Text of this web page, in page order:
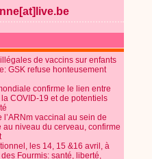
de vaccins sur enfants
GSK refuse honteusement
confirme le lien entre
COVID-19 et de potentiels
l’ARNm vaccinal au sein de
au niveau du cerveau, confirme
les 14, 15 &16 avril, à
Fourmis: santé, liberté,